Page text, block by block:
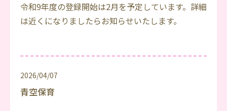
令和9年度の登録開始は2月を予定しています。詳細
は近くになりましたらお知らせいたします。
2026/04/07
青空保育